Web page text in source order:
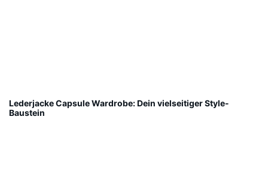
Lederjacke Capsule Wardrobe: Dein vielseitiger Style-
Baustein